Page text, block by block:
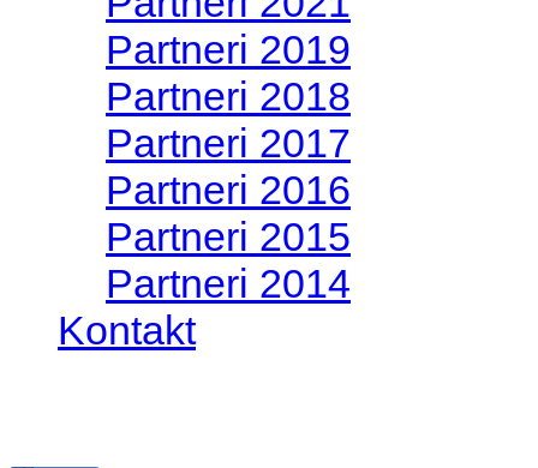
Partneri 2019
Partneri 2018
Partneri 2017
Partneri 2016
Partneri 2015
Partneri 2014
Kontakt